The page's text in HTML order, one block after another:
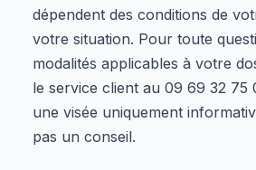
dépendent des conditions de
votre situation. Pour toute
modalités applicables à votre
le service client au 09 69 32 75
une visée uniquement
pas un conseil.